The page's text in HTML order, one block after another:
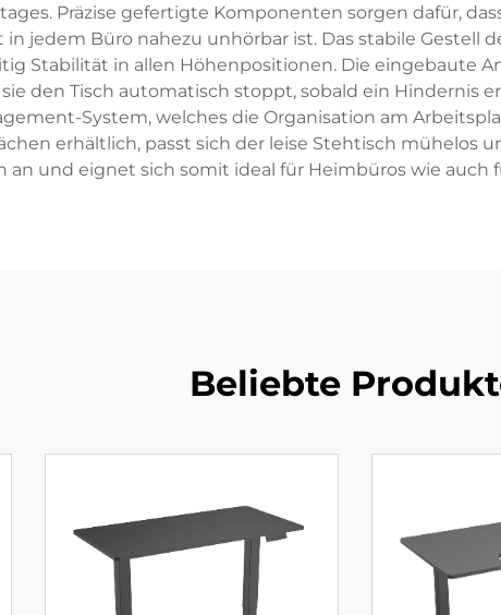
Präzise gefertigte Komponenten sorgen dafür,
jedem Büro nahezu unhörbar ist. Das stabile Gestell
Stabilität in allen Höhenpositionen. Die eingebaute
den Tisch automatisch stoppt, sobald ein Hindernis
System, welches die Organisation am
erhältlich, passt sich der leise Stehtisch mühelos
an und eignet sich somit ideal für Heimbüros wie
Beliebte